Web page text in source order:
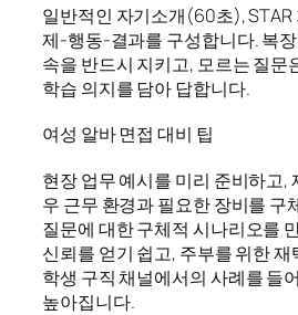
일반적인 자기소개(60초),
제-행동-결과를 구성합니다. 복
속을 반드시 지키고, 모르는 질문
학습 의지를 담아 답합니다.
여성 알바 면접 대비 팁
현장 업무 예시를 미리 준비하고,
우 근무 환경과 필요한 장비를 구
질문에 대한 구체적 시나리오를
신뢰를 얻기 쉽고, 주부를 위한
학생 구직 채널에서의 사례를 들
높아집니다.